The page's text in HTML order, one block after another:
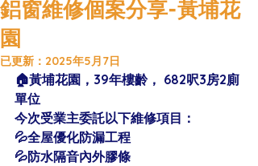
鋁窗維修個案分享-黃埔花
園
已更新： 2025年5月7日
🏠黃埔花園，39年樓齡， 682呎3房2廁
單位
今次受業主委託以下維修項目：
💦全屋優化防漏工程
💦防水隔音內外膠條